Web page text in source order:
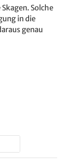
Solche
in die
genau